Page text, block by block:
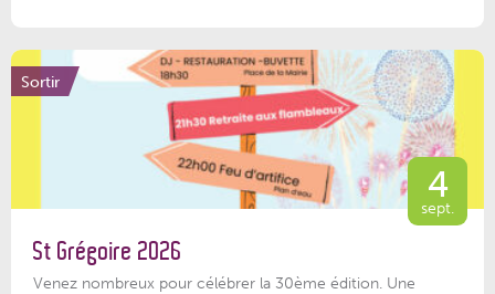
Sortir
4
sept.
St Grégoire 2026
Venez nombreux pour célébrer la 30ème édition. Une